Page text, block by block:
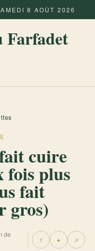
8 AOÛT 2026
Farfadet
cuire
fois plus
fait
gros)
de
f ✦ ↗